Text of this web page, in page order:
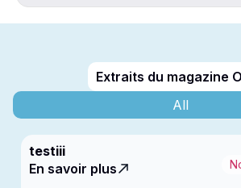
Extraits du magazine
All
testiii
En savoir plus